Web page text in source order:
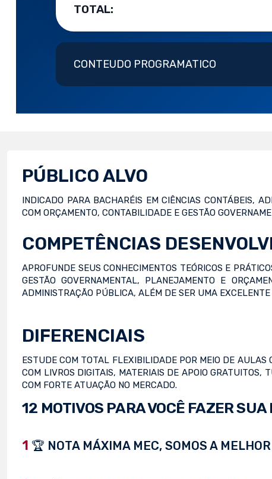
TOTAL:
CONTEUDO PROGRAMATICO
PÚBLICO ALVO
INDICADO PARA BACHARÉIS EM CIÊNCIAS CONTÁBEIS,
COM ORÇAMENTO, CONTABILIDADE E GESTÃO
COMPETÊNCIAS
APROFUNDE SEUS CONHECIMENTOS TEÓRICOS E
GESTÃO GOVERNAMENTAL, PLANEJAMENTO E
ADMINISTRAÇÃO PÚBLICA, ALÉM DE SER UMA
DIFERENCIAIS
ESTUDE COM TOTAL FLEXIBILIDADE POR MEIO DE AULAS
COM LIVROS DIGITAIS, MATERIAIS DE APOIO GRATUITOS,
COM FORTE ATUAÇÃO NO MERCADO.
12 MOTIVOS PARA VOCÊ FAZER
1 🏆 NOTA MÁXIMA MEC, SOMOS A